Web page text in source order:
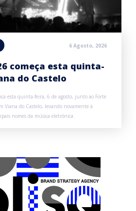
6 Agosto, 2026
começa esta quinta-
do Castelo
esta quinta-feira, 6 de agosto, junto ao Forte
Viana do Castelo, levando novamente à
nomes da música eletrónica.